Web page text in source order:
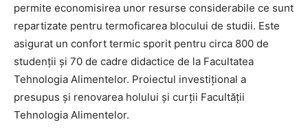
permite economisirea unor resurse considerabile ce sunt
repartizate pentru termoficarea blocului de studii. Este
asigurat un confort termic sporit pentru circa 800 de
studenții și 70 de cadre didactice de la Facultatea
Tehnologia Alimentelor. Proiectul investițional a
presupus și renovarea holului și curții Facultății
Tehnologia Alimentelor.